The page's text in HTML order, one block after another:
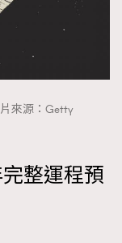
來源：Getty
整運程預